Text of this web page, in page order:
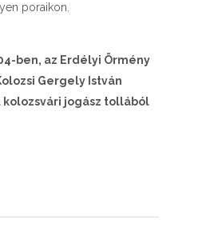
poraikon.
ben, az Erdélyi Örmény
Gergely István
jogász tollából